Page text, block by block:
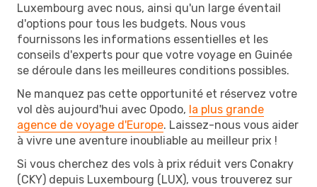
Luxembourg avec nous, ainsi qu'un large éventail
d'options pour tous les budgets. Nous vous
fournissons les informations essentielles et les
conseils d'experts pour que votre voyage en Guinée
se déroule dans les meilleures conditions possibles.
Ne manquez pas cette opportunité et réservez votre
vol dès aujourd'hui avec Opodo, la plus grande
agence de voyage d'Europe. Laissez-nous vous aider
à vivre une aventure inoubliable au meilleur prix !
Si vous cherchez des vols à prix réduit vers Conakry
(CKY) depuis Luxembourg (LUX), vous trouverez sur